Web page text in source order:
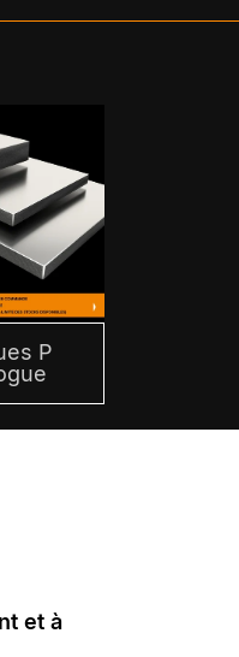
P
et à